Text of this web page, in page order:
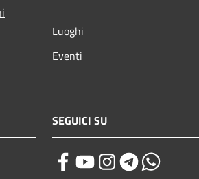
Luoghi
Eventi
SEGUICI SU